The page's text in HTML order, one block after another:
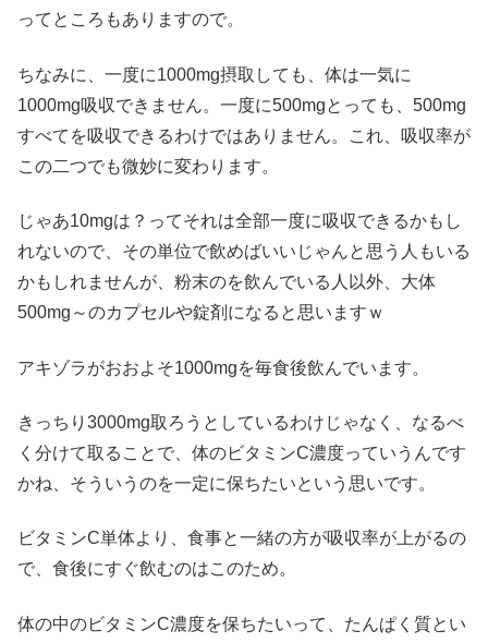
ってところもありますので。
ちなみに、一度に1000mg摂取しても、体は一気に
1000mg吸収できません。一度に500mgとっても、500mg
すべてを吸収できるわけではありません。これ、吸収率が
この二つでも微妙に変わります。
じゃあ10mgは？ってそれは全部一度に吸収できるかもし
れないので、その単位で飲めばいいじゃんと思う人もいる
かもしれませんが、粉末のを飲んでいる人以外、大体
500mg～のカプセルや錠剤になると思いますｗ
アキゾラがおおよそ1000mgを毎食後飲んでいます。
きっちり3000mg取ろうとしているわけじゃなく、なるべ
く分けて取ることで、体のビタミンC濃度っていうんです
かね、そういうのを一定に保ちたいという思いです。
ビタミンC単体より、食事と一緒の方が吸収率が上がるの
で、食後にすぐ飲むのはこのため。
体の中のビタミンC濃度を保ちたいって、たんぱく質とい